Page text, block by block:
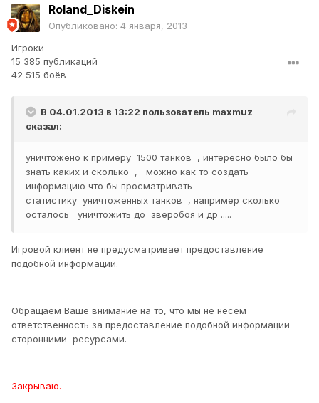
Roland_Diskein
Опубликовано: 4 января, 2013
Игроки
15 385 публикаций
42 515 боёв
В 04.01.2013 в 13:22 пользователь maxmuz
сказал:
уничтожено к примеру 1500 танков , интересно было бы
знать каких и сколько , можно как то создать
информацию что бы просматривать
статистику уничтоженных танков , например сколько
осталось уничтожить до зверобоя и др .....
Игровой клиент не предусматривает предоставление
подобной информации.
Обращаем Ваше внимание на то, что мы не несем
ответственность за предоставление подобной информации
сторонними ресурсами.
Закрываю.